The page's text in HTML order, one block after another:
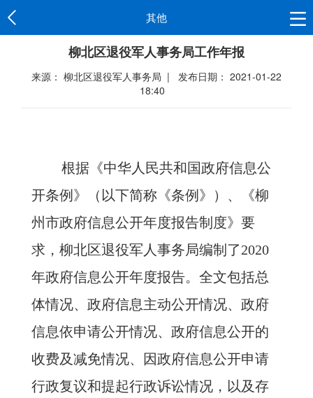
其他
柳北区退役军人事务局工作年报
来源： 柳北区退役军人事务局 | 发布日期： 2021-01-22
18:40
根据《中华人民共和国政府信息公
开条例》（以下简称《条例》）、《柳
州市政府信息公开年度报告制度》要
求，柳北区退役军人事务局编制了2020
年政府信息公开年度报告。全文包括总
体情况、政府信息主动公开情况、政府
信息依申请公开情况、政府信息公开的
收费及减免情况、因政府信息公开申请
行政复议和提起行政诉讼情况，以及存